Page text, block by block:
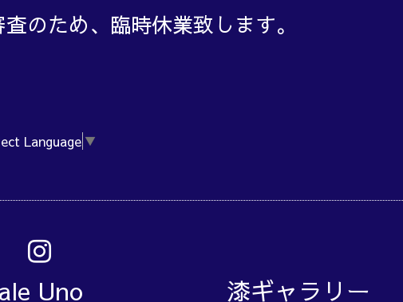
のため、臨時休業致します。
Language ▼
Uno 漆ギャラリー